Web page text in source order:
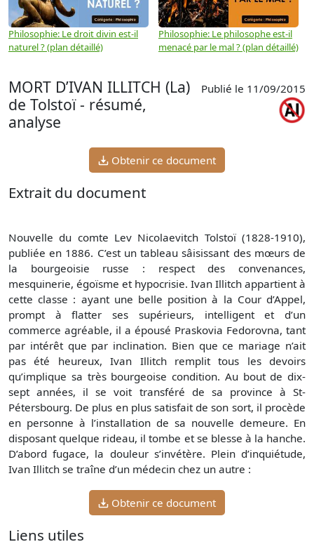
Philosophie: Le droit divin est-il
naturel ? (plan détaillé)
Philosophie: Le philosophe est-il
menacé par le mal ? (plan détaillé)
MORT D’IVAN ILLITCH (La)
de Tolstoï - résumé,
analyse
Publié le 11/09/2015
Obtenir ce document
Extrait du document
Nouvelle du comte Lev Nicolaevitch Tolstoï (1828-1910),
publiée en 1886. C’est un tableau sâisissant des mœurs de
la bourgeoisie russe : respect des convenances,
mesquinerie, égoïsme et hypocrisie. Ivan Illitch appartient à
cette classe : ayant une belle position à la Cour d’Appel,
prompt à flatter ses supérieurs, intelligent et d’un
commerce agréable, il a épousé Praskovia Fedorovna, tant
par intérêt que par inclination. Bien que ce mariage n’ait
pas été heureux, Ivan Illitch remplit tous les devoirs
qu’implique sa très bourgeoise condition. Au bout de dix-
sept années, il se voit transféré de sa province à St-
Pétersbourg. De plus en plus satisfait de son sort, il procède
en personne à l’installation de sa nouvelle demeure. En
disposant quelque rideau, il tombe et se blesse à la hanche.
D’abord fugace, la douleur s’invétère. Plein d’inquiétude,
Ivan Illitch se traîne d’un médecin chez un autre :
Obtenir ce document
Liens utiles